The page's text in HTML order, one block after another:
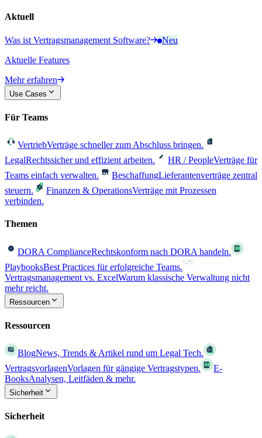
Aktuell
Was ist Vertragsmanagement Software?
Neu
Aktuelle Features
Mehr erfahren
Use Cases
Für Teams
VertriebVerträge schneller zum Abschluss bringen.
LegalRechtssicher und effizient arbeiten. HR / PeopleVerträge für
Teams einfach verwalten.
BeschaffungLieferantenverträge zentral
steuern.
Finanzen & OperationsVerträge mit Prozessen
verbinden.
Themen
DORA ComplianceRechtskonform nach DORA handeln.
PlaybooksBest Practices für erfolgreiche Teams.
Vertragsmanagement vs. ExcelWarum klassische Verwaltung nicht
mehr reicht.
Ressourcen
Ressourcen
BlogNews, Trends & Artikel rund um Legal Tech.
VertragsvorlagenVorlagen für gängige Vertragstypen.
E-
BooksAnalysen, Leitfäden & mehr.
Sicherheit
Sicherheit